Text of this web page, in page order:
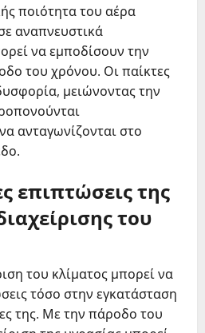
ποιότητα του αέρα
αναπνευστικά
να εμποδίσουν την
του χρόνου. Οι παίκτες
μειώνοντας την
ανταγωνίζονται στο
επιπτώσεις της
του
του κλίματος μπορεί να
τόσο στην εγκατάσταση
της. Με την πάροδο του